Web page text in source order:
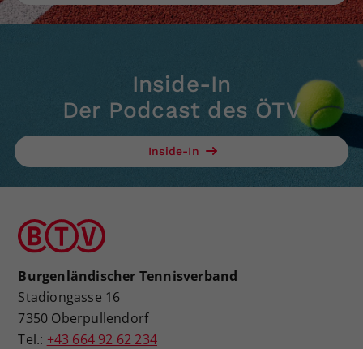
Inside-In
Der Podcast des ÖTV
Inside-In
Burgenländischer Tennisverband
Stadiongasse 16
7350 Oberpullendorf
Tel.: +43 664 92 62 234